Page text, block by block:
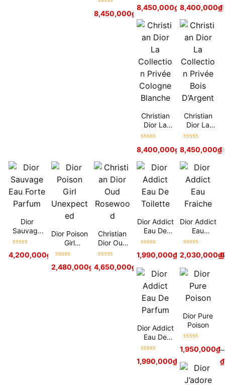
Jasmin
hạng5sao 9,500,000
8,450,000₫
Noire
hạng5sao 9,500,000₫
8,450,000₫
Ambre
hạng5sao
8,400,000₫
Christian
Dior La
Collection
Cologne
Blanche
hạng5sao 10,000,000
8,400,000₫
Christian
Dior La
Collection
D’Argent
hạng5sao
8,450,000₫
Dior
Sauvage
Eau Forte
hạng5sao 5,500,000
4,200,000₫
Dior Poison
Girl
Unexpecte
hạng5sao 3,300,000 ₫
2,480,000₫
Christian
Dior Oud
Rosewood
hạng5sao 5,500,000 ₫
4,650,000₫
Dior Addict
Eau De
Toilette
hạng5sao
1,990,000₫ –3,000,000₫
Dior Addict
Eau
Fraiche
hạng5sao
2,030,000₫
Dior Addict
Eau De
Parfum
hạng5sao
1,990,000₫ –3,000,000₫
Dior Pure
Poison
hạng5sao
1,950,000₫–